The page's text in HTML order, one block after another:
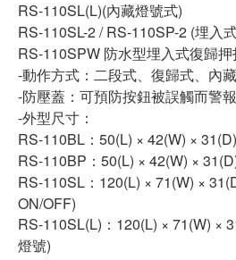
RS-110SL(L)(內藏燈號式)
RS-110SL-2 / RS-110SP-2 (埋入
RS-110SPW 防水型埋入式復歸押
-動作方式：二段式、復歸式、內
-防壓蓋：可預防按鈕被誤觸而警
-外型尺寸：
RS-110BL：50(L) × 42(W) ×
RS-110BP：50(L) × 42(W) ×
RS-110SL：120(L) × 71(W) ×
ON/OFF)
RS-110SL(L)：120(L) × 71(W) ×
燈號)